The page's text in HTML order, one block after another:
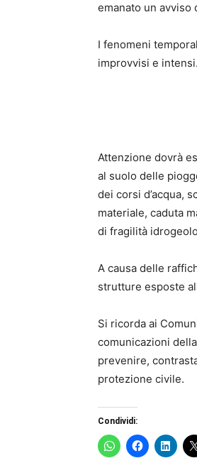
emanato un
I fenomeni
improvvisi e
Attenzione dovrà
al suolo delle
dei corsi d’acqua,
materiale, caduta
di fragilità
A causa delle
strutture esposte
Si ricorda ai
comunicazioni
prevenire,
protezione civile.
Condividi: